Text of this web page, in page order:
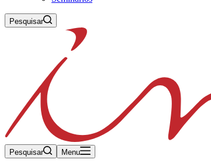
Pesquisar
Pesquisar Menu